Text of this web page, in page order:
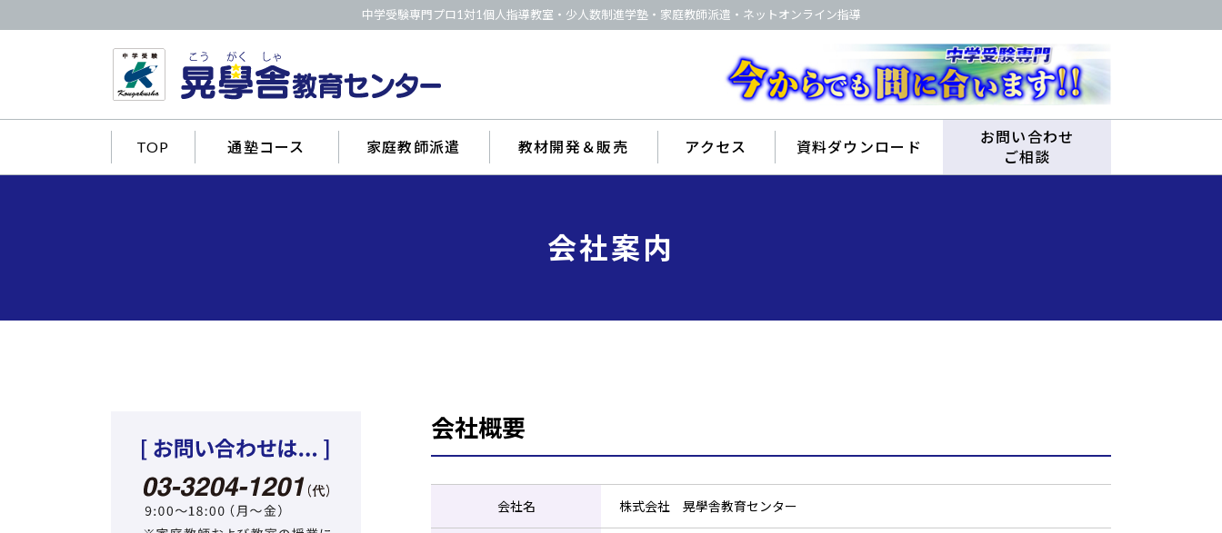
中学受験専門プロ1対1個人指導教室・少人数制進学塾・家庭教師派遣・ネットオンライン指導
TOP 通塾コース 家庭教師派遣 教材開発＆販売 アクセス 資料ダウンロード
お問い合わせ
ご相談
会社案内
会社概要
会社名 株式会社 晃學舎教育センター